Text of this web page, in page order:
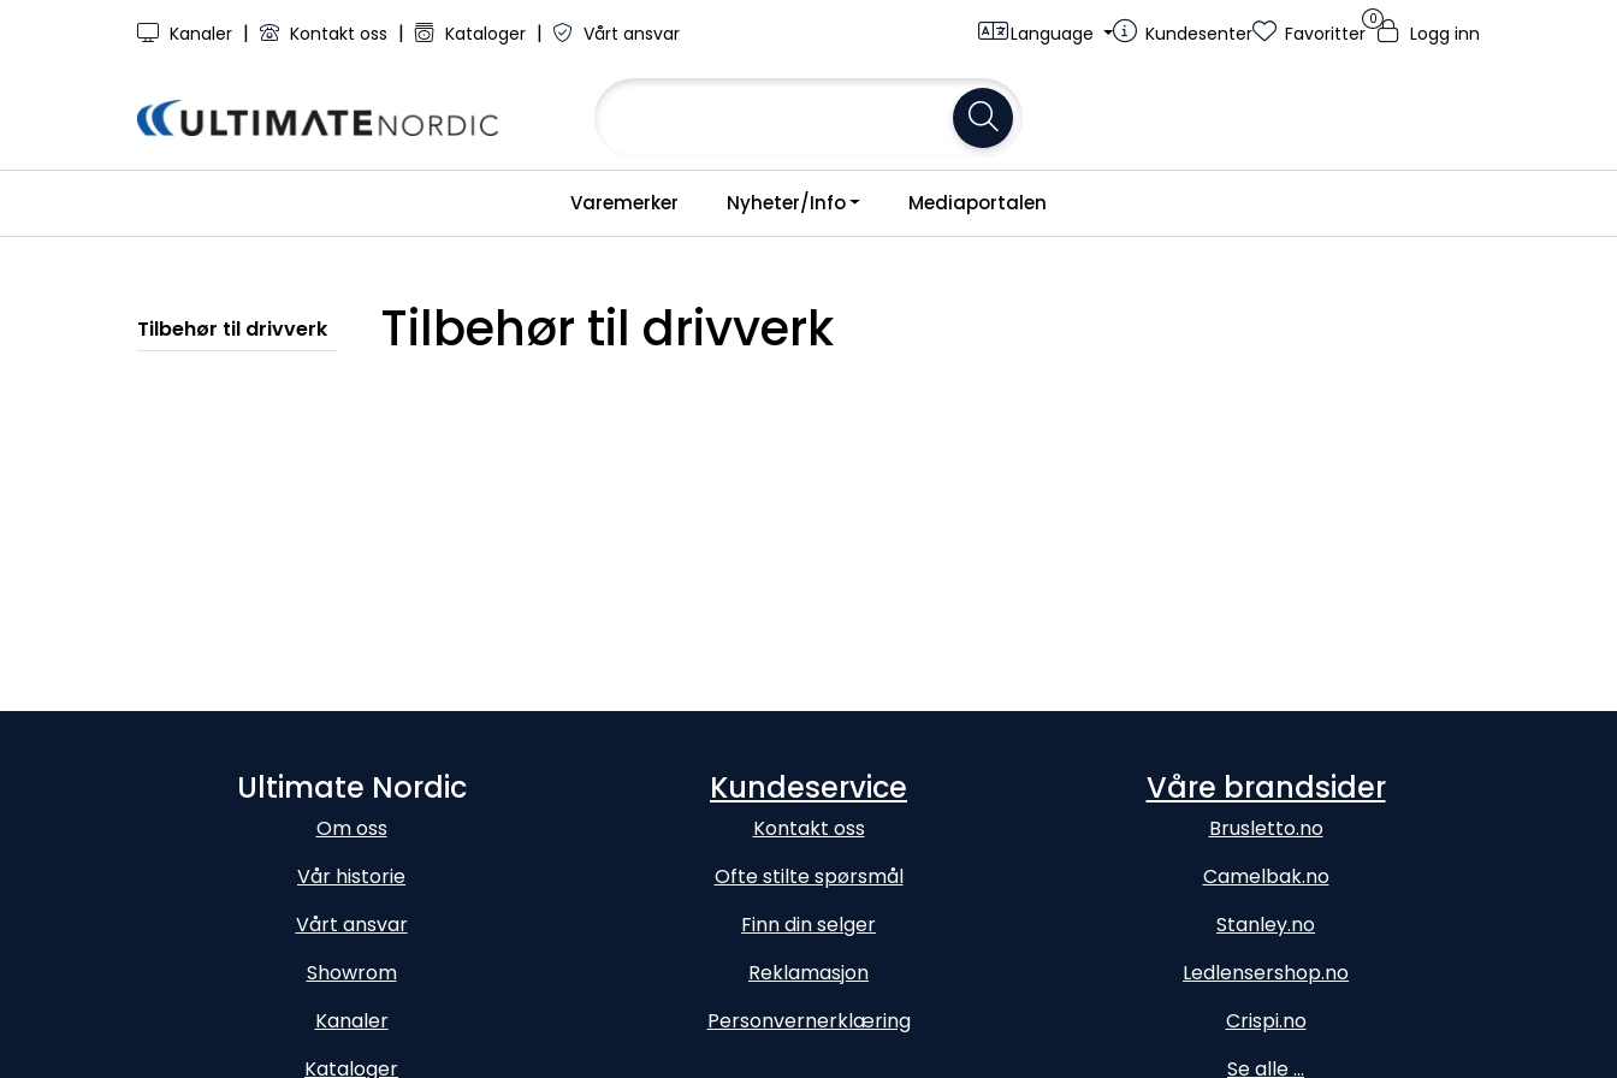
Kanaler | Kontakt oss | Kataloger | Vårt ansvar Language Kundesenter
0
Favoritter Logg inn
Varemerker Nyheter/Info Mediaportalen
Tilbehør til drivverk Tilbehør til drivverk
Ultimate Nordic
Om oss
Vår historie
Vårt ansvar
Showrom
Kanaler
Kataloger
Kundeservice
Kontakt oss
Ofte stilte spørsmål
Finn din selger
Reklamasjon
Personvernerklæring
Våre brandsider
Brusletto.no
Camelbak.no
Stanley.no
Ledlensershop.no
Crispi.no
Se alle ...